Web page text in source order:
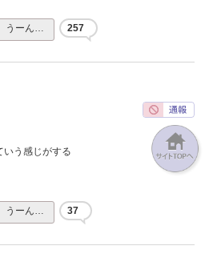
うーん… 257
いう感じがする
うーん… 37